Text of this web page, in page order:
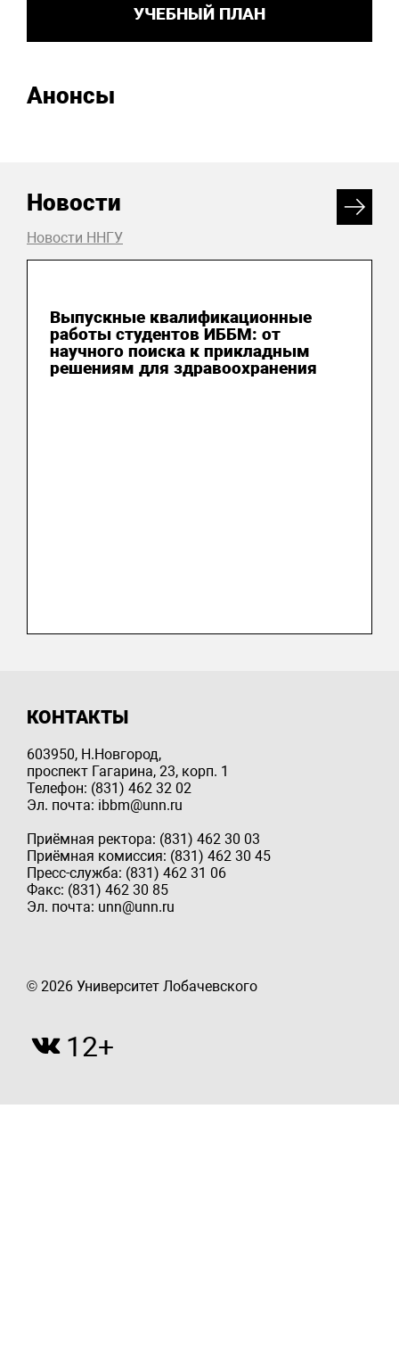
УЧЕБНЫЙ ПЛАН
Анонсы
Новости
Новости ННГУ
Выпускные квалификационные
работы студентов ИББМ: от
научного поиска к прикладным
решениям для здравоохранения
КОНТАКТЫ
603950, Н.Новгород,
проспект Гагарина, 23, корп. 1
Телефон: (831) 462 32 02
Эл. почта: ibbm@unn.ru
Приёмная ректора: (831) 462 30 03
Приёмная комиссия: (831) 462 30 45
Пресс-служба: (831) 462 31 06
Факс: (831) 462 30 85
Эл. почта: unn@unn.ru
© 2026 Университет Лобачевского
12+